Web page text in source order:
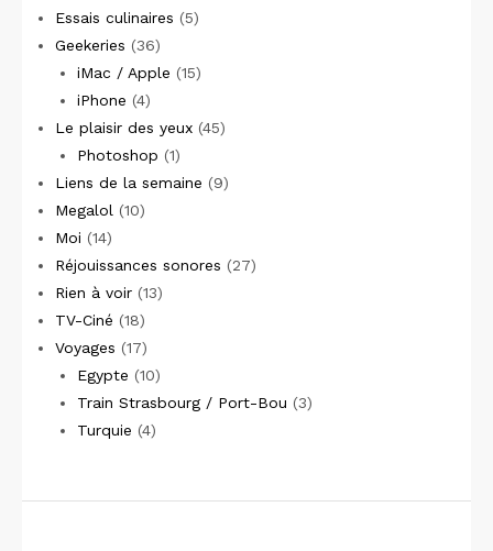
Essais culinaires (5)
Geekeries (36)
iMac / Apple (15)
iPhone (4)
Le plaisir des yeux (45)
Photoshop (1)
Liens de la semaine (9)
Megalol (10)
Moi (14)
Réjouissances sonores (27)
Rien à voir (13)
TV-Ciné (18)
Voyages (17)
Egypte (10)
Train Strasbourg / Port-Bou (3)
Turquie (4)